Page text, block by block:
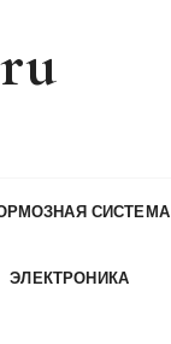
СИСТЕМА
ЭЛЕКТРОНИКА